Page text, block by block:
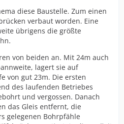
diese Baustelle. Zum einen
verbaut worden. Eine
übrigens die größte
von beiden an. Mit 24m auch
lagert sie auf
von gut 23m. Die ersten
des laufenden Betriebes
und vergossen. Danach
das Gleis entfernt, die
gelegenen Bohrpfähle